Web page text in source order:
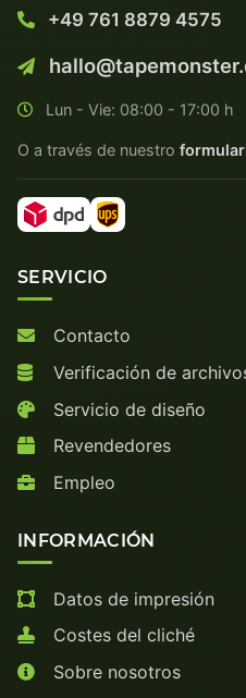
+49 761 8879 4575
Lun - Vie: 08:00 - 17:00 h
O a través de nuestro
SERVICIO
Contacto
Verificación de
Servicio de diseño
Revendedores
Empleo
INFORMACIÓN
Datos de impresión
Costes del cliché
Sobre nosotros